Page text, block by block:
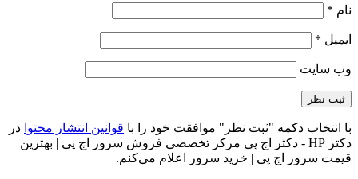
نام *
ایمیل *
وب‌ سایت
با انتخاب دکمه "ثبت نظر" موافقت خود را با قوانین انتشار محتوا در
دکتر HP - دکتر اچ پی مرکز تخصصی فروش سرور اچ پی | بهترین
قیمت سرور اچ پی | خرید سرور اعلام می‌کنم.